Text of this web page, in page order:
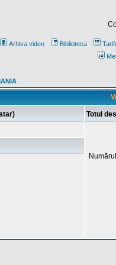
Arhiva video Biblioteca
Totul